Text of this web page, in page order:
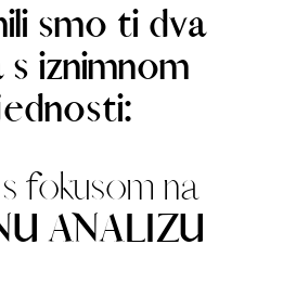
smo ti dva
iznimnom
s fokusom na
ANALIZU